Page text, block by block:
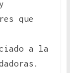
que
a la